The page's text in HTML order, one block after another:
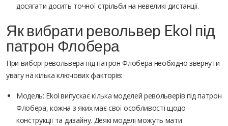
досягати досить точної стрільби на невеликі дистанції.
Як вибрати револьвер Ekol під
патрон Флобера
При виборі револьвера під патрон Флобера необхідно звернути
увагу на кілька ключових факторів:
Модель: Ekol випускає кілька моделей револьверів під патрон
Флобера, кожна з яких має свої особливості щодо
конструкції та дизайну. Деякі моделі можуть мати